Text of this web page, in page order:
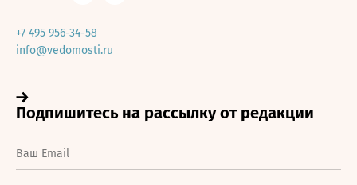
+7 495 956-34-58
info@vedomosti.ru